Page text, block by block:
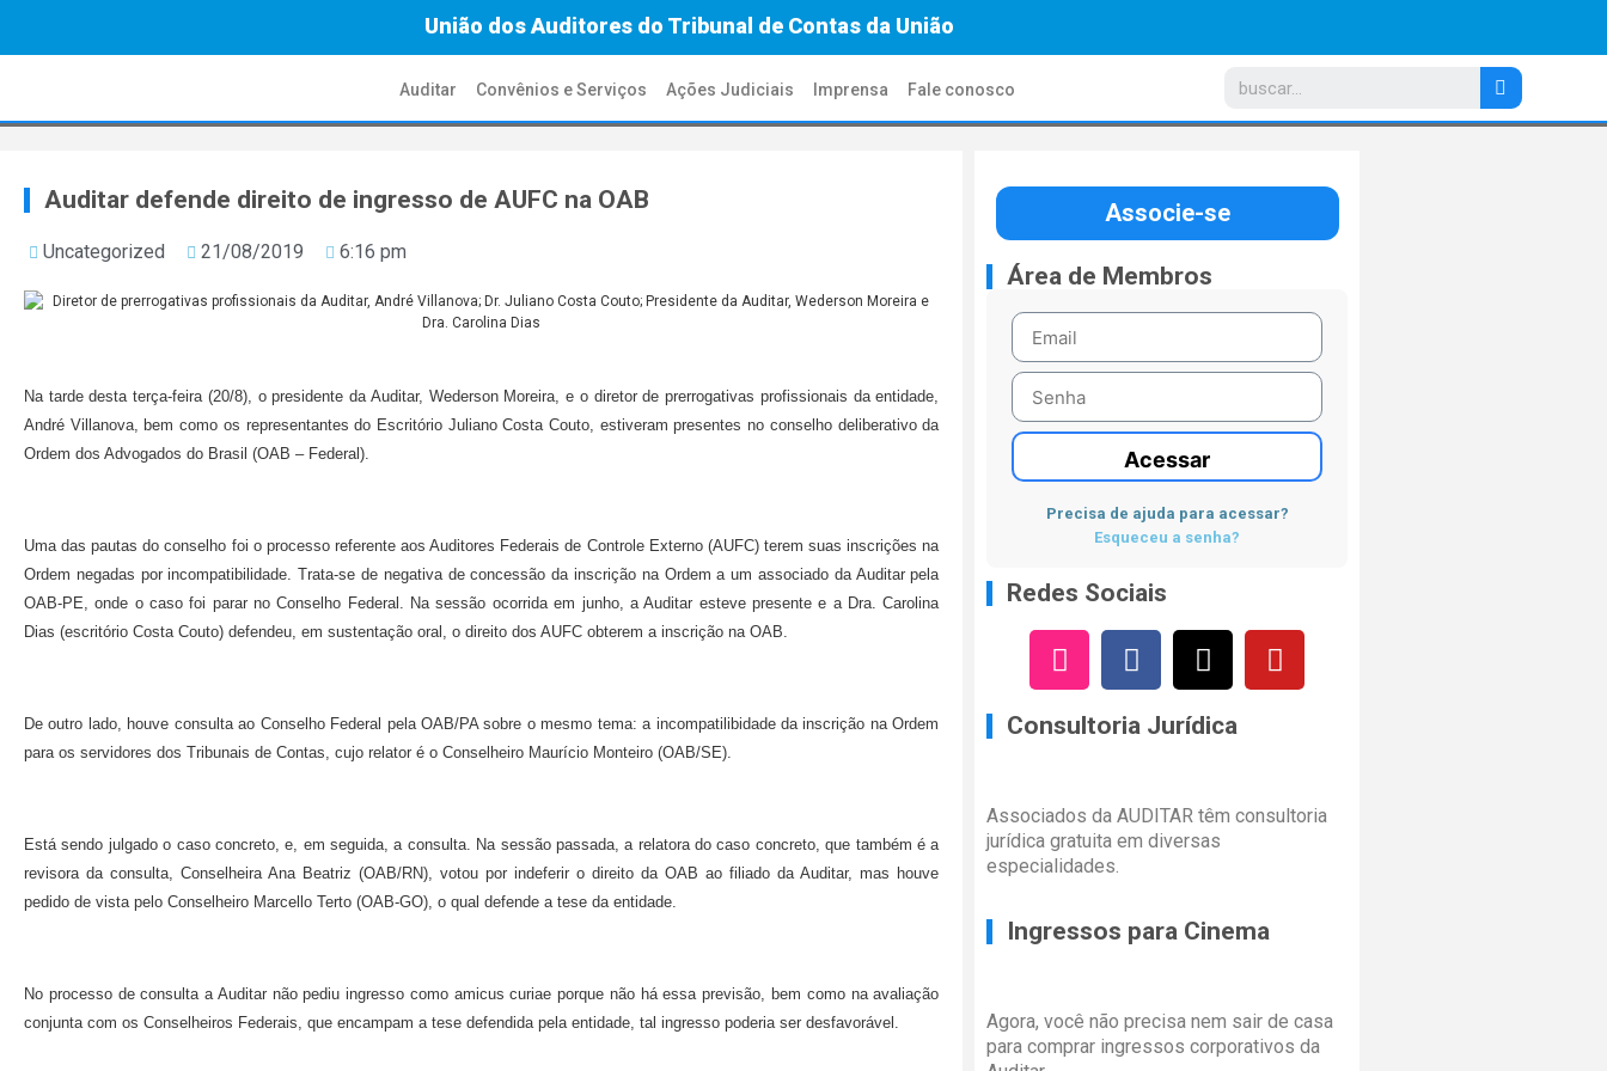
União dos Auditores do Tribunal de Contas da União
Auditar Convênios e Serviços Ações Judiciais Imprensa Fale conosco
Auditar defende direito de ingresso de AUFC na OAB
Uncategorized 21/08/2019 6:16 pm
Na tarde desta terça-feira (20/8), o presidente da Auditar, Wederson Moreira, e o diretor de prerrogativas profissionais da entidade,
André Villanova, bem como os representantes do Escritório Juliano Costa Couto, estiveram presentes no conselho deliberativo da
Ordem dos Advogados do Brasil (OAB – Federal).
Uma das pautas do conselho foi o processo referente aos Auditores Federais de Controle Externo (AUFC) terem suas inscrições na
Ordem negadas por incompatibilidade. Trata-se de negativa de concessão da inscrição na Ordem a um associado da Auditar pela
OAB-PE, onde o caso foi parar no Conselho Federal. Na sessão ocorrida em junho, a Auditar esteve presente e a Dra. Carolina
Dias (escritório Costa Couto) defendeu, em sustentação oral, o direito dos AUFC obterem a inscrição na OAB.
De outro lado, houve consulta ao Conselho Federal pela OAB/PA sobre o mesmo tema: a incompatilibidade da inscrição na Ordem
para os servidores dos Tribunais de Contas, cujo relator é o Conselheiro Maurício Monteiro (OAB/SE).
Está sendo julgado o caso concreto, e, em seguida, a consulta. Na sessão passada, a relatora do caso concreto, que também é a
revisora da consulta, Conselheira Ana Beatriz (OAB/RN), votou por indeferir o direito da OAB ao filiado da Auditar, mas houve
pedido de vista pelo Conselheiro Marcello Terto (OAB-GO), o qual defende a tese da entidade.
No processo de consulta a Auditar não pediu ingresso como amicus curiae porque não há essa previsão, bem como na avaliação
conjunta com os Conselheiros Federais, que encampam a tese defendida pela entidade, tal ingresso poderia ser desfavorável.
Associe-se
Área de Membros
Acessar
Precisa de ajuda para acessar?
Esqueceu a senha?
Redes Sociais
Consultoria Jurídica
Associados da AUDITAR têm consultoria
jurídica gratuita em diversas
especialidades.
Ingressos para Cinema
Agora, você não precisa nem sair de casa
para comprar ingressos corporativos da